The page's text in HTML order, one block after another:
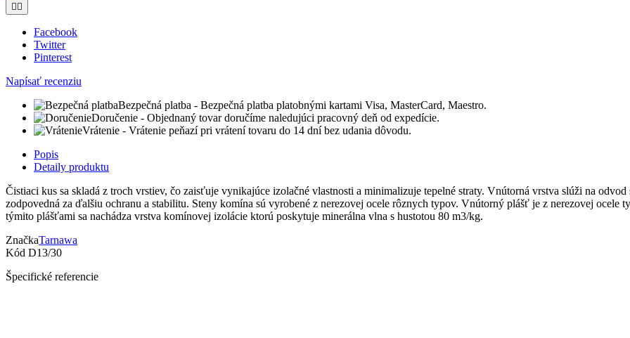

Facebook
Twitter
Pinterest
Napísať recenziu
Bezpečná platba - Bezpečná platba platobnými kartami Visa, MasterCard, Maestro.
Doručenie - Objednaný tovar doručíme naledujúci pracovný deň od expedície.
Vrátenie - Vrátenie peňazí pri vrátení tovaru do 14 dní bez udania dôvodu.
Popis
Detaily produktu
Čistiaci kus sa skladá z troch vrstiev, čo zaisťuje vynikajúce izolačné vlastnosti a minimalizuje tepelné straty. Vnútorná vrstva slúži na
zodpovedná za ďalšiu ochranu a stabilitu. Steny komína sú vyrobené z nerezovej ocele rôznych typov. Vnútorný plášť je z nerezovej ocele
týmito plášťami sa nachádza vrstva komínovej izolácie ktorú poskytuje minerálna vlna s hustotou 80 m3/kg.
ZnačkaTarnawa
Kód D13/30
Špecifické referencie